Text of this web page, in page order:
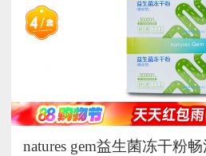
natures gem益生菌冻干粉